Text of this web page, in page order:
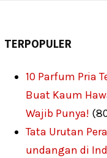
TERPOPULER
10 Parfum Pria
Buat Kaum
Wajib Punya!
Tata Urutan
undangan di